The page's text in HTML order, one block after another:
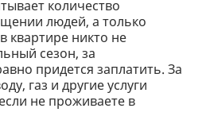
количество
людей, а только
квартире никто не
сезон, за
придется заплатить. За
газ и другие услуги
не проживаете в